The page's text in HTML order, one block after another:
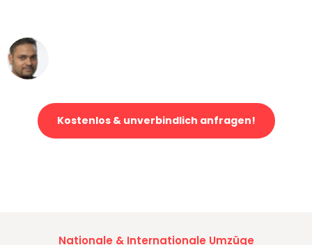
Kostenlos & unverbindlich anfragen!
Nationale & Internationale Umzüge